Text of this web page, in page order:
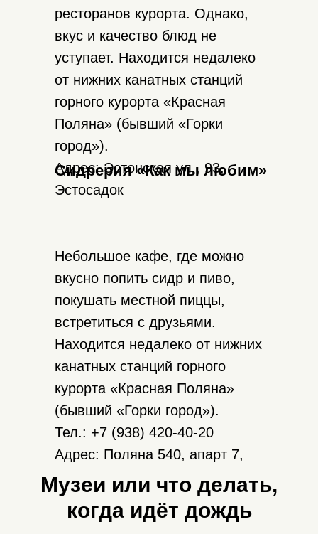
ресторанов курорта. Однако,
вкус и качество блюд не
уступает. Находится недалеко
от нижних канатных станций
горного курорта «Красная
Поляна» (бывший «Горки
город»).
Адрес: Эстонская ул., 93,
Эстосадок
Небольшое кафе, где можно
вкусно попить сидр и пиво,
покушать местной пиццы,
встретиться с друзьями.
Находится недалеко от нижних
канатных станций горного
курорта «Красная Поляна»
(бывший «Горки город»).
Тел.: +7 (938) 420-40-20
Адрес: Поляна 540, апарт 7,
вход напротив Bonus Slots
Сайт
Сидрерия «Как мы любим»
Музеи или что делать,
когда идёт дождь